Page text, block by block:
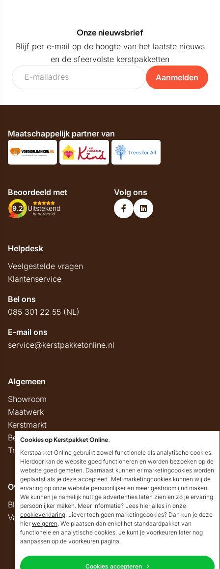
Onze nieuwsbrief
Blijf per e-mail op de hoogte van het laatste nieuws
en de sfeervolste kerstpakketten
Aanmelden
Maatschappelijk partner van
Beoordeeld met
9.2 Uitstekend
beoordeeld
Volg ons
Helpdesk
Veelgestelde vragen
Klantenservice
Bel ons
085 301 22 55 (NL)
E-mail ons
service@kerstpakketonline.nl
Algemeen
Showroom
Maatwerk
Kerstmarkt
Belastingregels
Track & Trace
Overig
Blog
Vacatures
Copyright © 2026 Kerstpakket Online
Goedendag!
Mocht ik je ergens mee
kunnen helpen, dan
verneem ik dat graag.
Cookies op Kerstpakket Online.
Kerstpakket Online gebruikt zowel functionele als analytische cookies.
Hierdoor kan de website goed functioneren en worden bezoeken op de
website goed gemeten. Daarnaast kunnen er marketingcookies worden
geplaatst als je deze accepteert. Met marketingcookies kunnen wij de
ervaring op onze website persoonlijker en meer gestroomlijnd maken.
We kunnen je namelijk nuttige advertenties laten zien en zo je ervaring
persoonlijker maken. Meer informatie? Lees hier alles in onze
cookieverklaring. Liever toch geen marketingcookies? Dan kun je deze
hier weigeren. We plaatsen dan enkel het standaardpakket van
functionele en analytische cookies. Je kunt je voorkeuren later nog
aanpassen op de voorkeuren pagina.
Cookies accepteren